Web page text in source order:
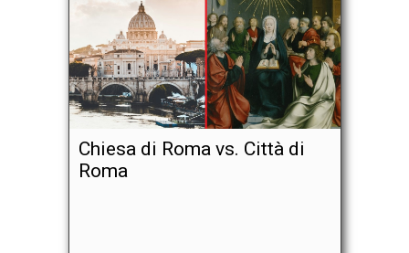
Chiesa di Roma vs. Città di
Roma